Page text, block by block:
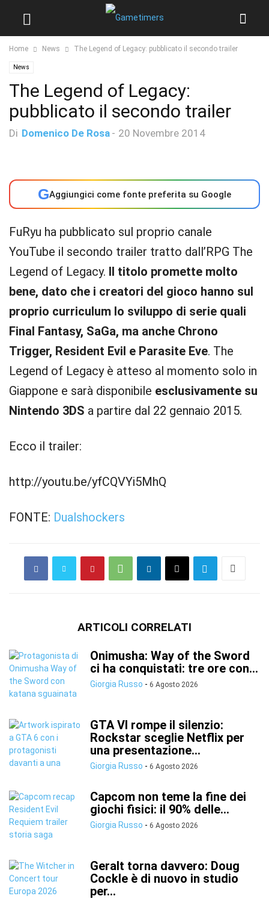
Home News The Legend of Legacy: pubblicato il secondo trailer
News
The Legend of Legacy:
pubblicato il secondo trailer
Di Domenico De Rosa - 20 Novembre 2014
GAggiungici come fonte preferita su Google
FuRyu ha pubblicato sul proprio canale
YouTube il secondo trailer tratto dall’RPG The
Legend of Legacy. Il titolo promette molto
bene, dato che i creatori del gioco hanno sul
proprio curriculum lo sviluppo di serie quali
Final Fantasy, SaGa, ma anche Chrono
Trigger, Resident Evil e Parasite Eve. The
Legend of Legacy è atteso al momento solo in
Giappone e sarà disponibile esclusivamente su
Nintendo 3DS a partire dal 22 gennaio 2015.
Ecco il trailer:
http://youtu.be/yfCQVYi5MhQ
FONTE: Dualshockers
ARTICOLI CORRELATI
Onimusha: Way of the Sword
ci ha conquistati: tre ore con...
Giorgia Russo - 6 Agosto 2026
GTA VI rompe il silenzio:
Rockstar sceglie Netflix per
una presentazione...
Giorgia Russo - 6 Agosto 2026
Capcom non teme la fine dei
giochi fisici: il 90% delle...
Giorgia Russo - 6 Agosto 2026
Geralt torna davvero: Doug
Cockle è di nuovo in studio
per...